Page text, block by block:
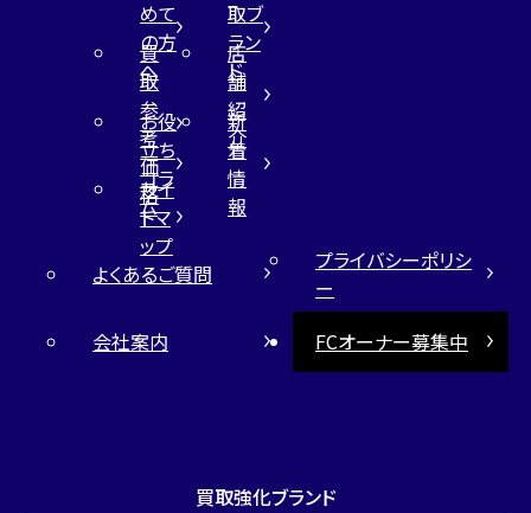
めて
の方
へ
取ブ
ラン
ド
買
取
参
考
価
格
店
舗
紹
介
お役
立ち
コラ
ム
新
着
情
報
サイ
トマ
ップ
よくあるご質問
プライバシーポリシ
ー
会社案内
FCオーナー募集中
買取強化ブランド